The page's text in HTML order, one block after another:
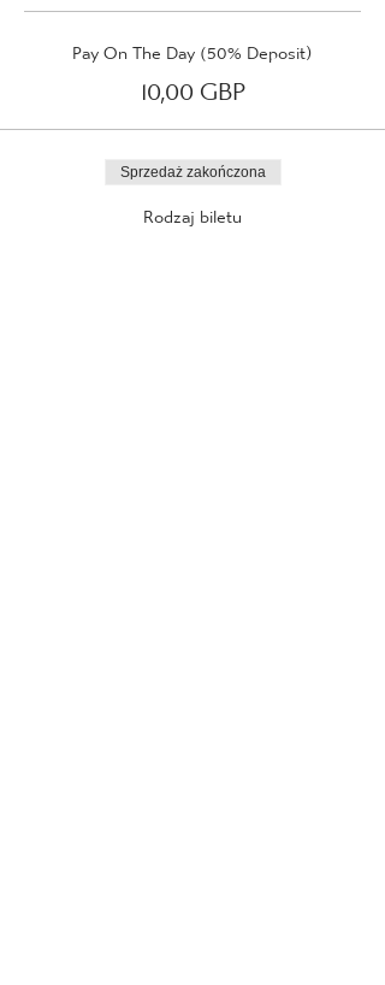
Pay On The Day (50% Deposit)
10,00 GBP
Sprzedaż zakończona
Rodzaj biletu